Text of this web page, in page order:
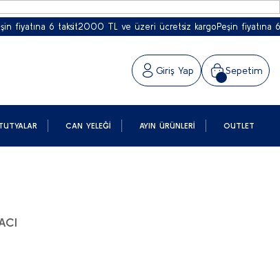
6 taksit 2000 TL ve üzeri ücretsiz kargoPeşin fiyatına 6
Giriş Yap Sepetim
CAN YELEĞI AYIN ÜRÜNLERI OUTLET